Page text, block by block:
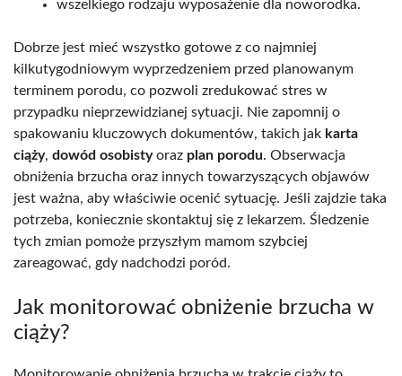
wszelkiego rodzaju wyposażenie dla noworodka.
Dobrze jest mieć wszystko gotowe z co najmniej
kilkutygodniowym wyprzedzeniem przed planowanym
terminem porodu, co pozwoli zredukować stres w
przypadku nieprzewidzianej sytuacji. Nie zapomnij o
spakowaniu kluczowych dokumentów, takich jak karta
ciąży, dowód osobistyoraz plan porodu. Obserwacja
obniżenia brzucha oraz innych towarzyszących objawów
jest ważna, aby właściwie ocenić sytuację. Jeśli zajdzie taka
potrzeba, koniecznie skontaktuj się z lekarzem. Śledzenie
tych zmian pomoże przyszłym mamom szybciej
zareagować, gdy nadchodzi poród.
Jak monitorować obniżenie brzucha w
ciąży?